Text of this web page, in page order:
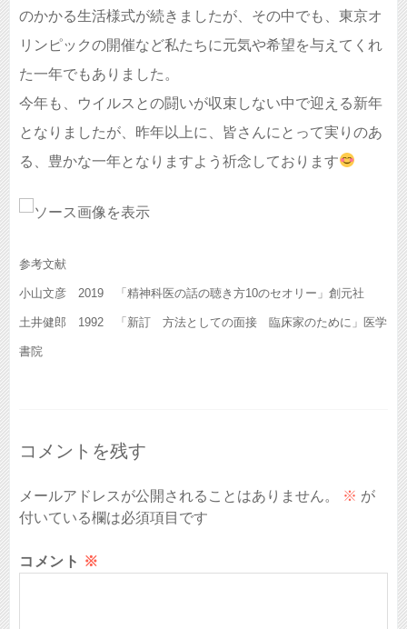
のかかる生活様式が続きましたが、その中でも、東京オ
リンピックの開催など私たちに元気や希望を与えてくれ
た一年でもありました。
今年も、ウイルスとの闘いが収束しない中で迎える新年
となりましたが、昨年以上に、皆さんにとって実りのあ
る、豊かな一年となりますよう祈念しております
参考文献
小山文彦 2019 「精神科医の話の聴き方10のセオリー」創元社
土井健郎 1992 「新訂 方法としての面接 臨床家のために」医学
書院
コメントを残す
メールアドレスが公開されることはありません。 ※ が
付いている欄は必須項目です
コメント ※